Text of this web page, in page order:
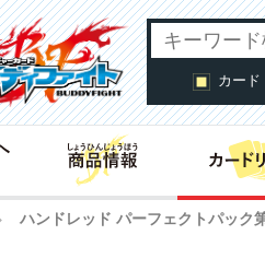
カード
ハンドレッド パーフェクトパック